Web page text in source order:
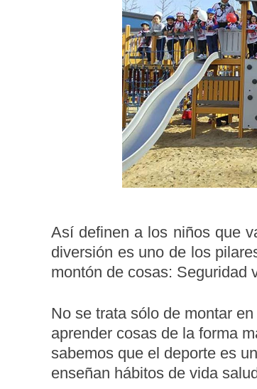
Así definen a los niños que
diversión es uno de los
montón de cosas: Seguridad
No se trata sólo de montar
aprender cosas de la forma
sabemos que el deporte es
enseñan hábitos de vida